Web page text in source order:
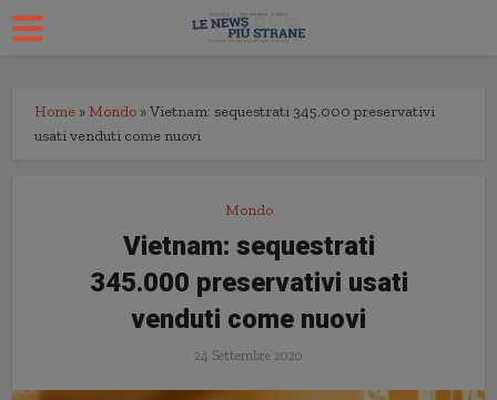
Home » Mondo »Vietnam: sequestrati 345.000 preservativi
usati venduti come nuovi
Mondo
Vietnam: sequestrati
345.000 preservativi usati
venduti come nuovi
24 Settembre 2020